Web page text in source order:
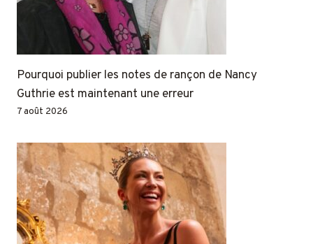
Pourquoi publier les notes de rançon de Nancy
Guthrie est maintenant une erreur
7 août 2026